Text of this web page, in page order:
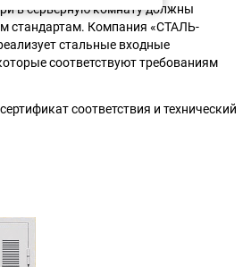
Москва
в серверную комнату должны
стандартам. Компания «СТАЛЬ-
стальные входные
соответствуют требованиям
соответствия и технический